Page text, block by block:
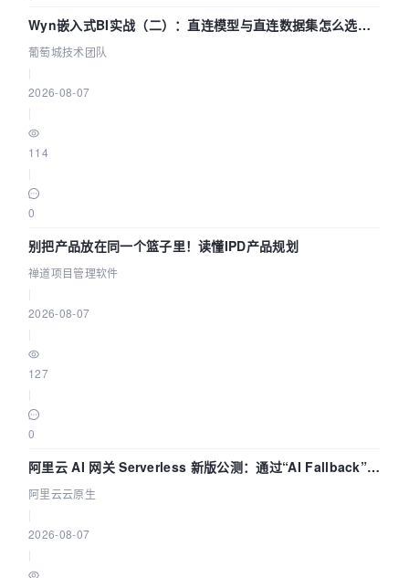
Wyn嵌入式BI实战（二）：直连模型与直连数据集怎么选，
参数为什么不生效？| 葡萄城技术团队
葡萄城技术团队
2026-08-07
114
0
别把产品放在同一个篮子里！读懂IPD产品规划
禅道项目管理软件
2026-08-07
127
0
阿里云 AI 网关 Serverless 新版公测：通过“AI Fallback”与
拓扑可视化构建 AI 流量治理底座
阿里云云原生
2026-08-07